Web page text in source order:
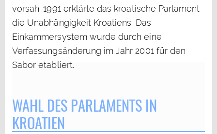
vorsah. 1991 erklärte das kroatische Parlament
die Unabhängigkeit Kroatiens. Das
Einkammersystem wurde durch eine
Verfassungsänderung im Jahr 2001 für den
Sabor etabliert.
WAHL DES PARLAMENTS IN
KROATIEN